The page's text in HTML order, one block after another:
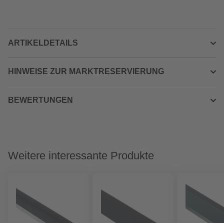
ARTIKELDETAILS
HINWEISE ZUR MARKTRESERVIERUNG
BEWERTUNGEN
Weitere interessante Produkte